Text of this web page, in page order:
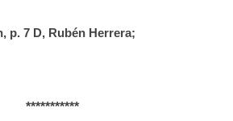
p. 7 D, Rubén Herrera;
***********